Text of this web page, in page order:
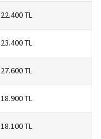
22.400 TL
23.400 TL
27.600 TL
18.900 TL
18.100 TL